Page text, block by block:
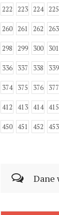
222 223 224 225
260 261 262 263
298 299 300 301
336 337 338 339
374 375 376 377
412 413 414 415
450 451 452 453
Dane